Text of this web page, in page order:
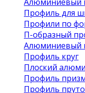
Профиль для
Профили по
П-образный
Алюминиевый
Профиль круг
Плоский
Профиль
Профиль